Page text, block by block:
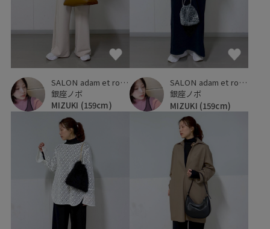
SALON adam et ropé
銀座ノボ
MIZUKI (159cm)
SALON adam et ropé
銀座ノボ
MIZUKI (159cm)